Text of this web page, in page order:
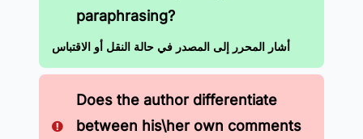
paraphrasing?
أشار المحرر إلى المصدر في حالة النقل أو الاقتباس
Does the author differentiate
between his\her own comments